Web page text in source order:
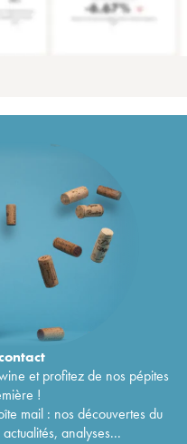
et profitez de nos pépites
!
mail : nos découvertes du
analyses...